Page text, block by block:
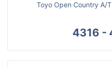
Toyo Open Country A/
4316 -